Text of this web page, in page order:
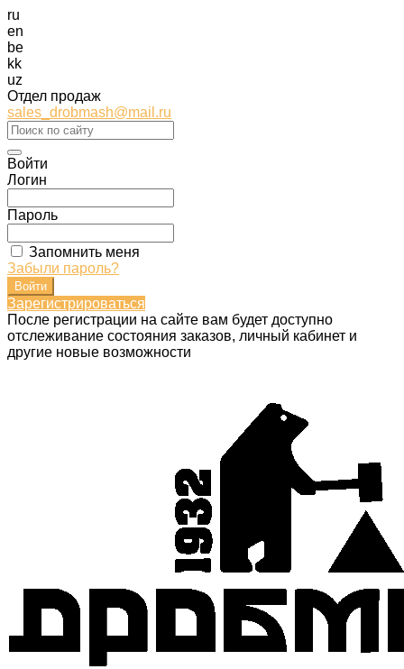
ru
en
be
kk
uz
Отдел продаж
sales_drobmash@mail.ru
Войти
Логин
Пароль
Запомнить меня
Забыли пароль?
Зарегистрироваться
После регистрации на сайте вам будет доступно
отслеживание состояния заказов, личный кабинет и
другие новые возможности